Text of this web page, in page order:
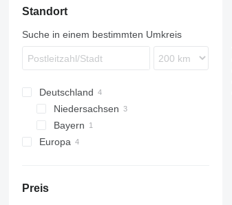
Standort
Suche in einem bestimmten Umkreis
Deutschland
Niedersachsen
Groß Ippener
Bayern
Regensburg
Europa
Preis